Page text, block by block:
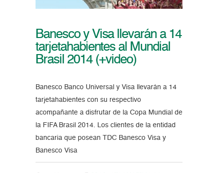
Banesco y Visa llevarán a 14
tarjetahabientes al Mundial
Brasil 2014 (+video)
Banesco Banco Universal y Visa llevarán a 14
tarjetahabientes con su respectivo
acompañante a disfrutar de la Copa Mundial de
la FIFA Brasil 2014. Los clientes de la entidad
bancaria que posean TDC Banesco Visa y
Banesco Visa